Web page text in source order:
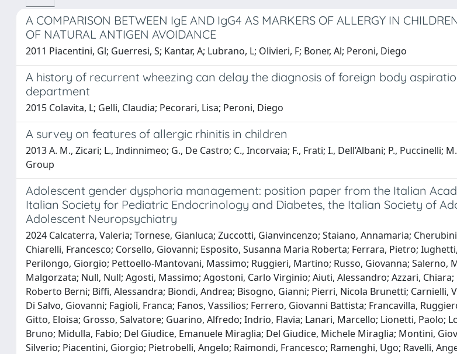
A COMPARISON BETWEEN IgE AND IgG4 AS MARKERS OF ALLERGY IN
OF NATURAL ANTIGEN AVOIDANCE
2011 Piacentini, Gl; Guerresi, S; Kantar, A; Lubrano, L; Olivieri, F; Boner, Al; Peroni, Diego
A history of recurrent wheezing can delay the diagnosis of foreign body
department
2015 Colavita, L; Gelli, Claudia; Pecorari, Lisa; Peroni, Diego
A survey on features of allergic rhinitis in children
2013 A. M., Zicari; L., Indinnimeo; G., De Castro; C., Incorvaia; F., Frati; I., Dell’Albani; P.,
Group
Adolescent gender dysphoria management: position paper from the Italian
Italian Society for Pediatric Endocrinology and Diabetes, the Italian Society of
Adolescent Neuropsychiatry
2024 Calcaterra, Valeria; Tornese, Gianluca; Zuccotti, Gianvincenzo; Staiano, Annamaria;
Chiarelli, Francesco; Corsello, Giovanni; Esposito, Susanna Maria Roberta; Ferrara, Pietro;
Perilongo, Giorgio; Pettoello-Mantovani, Massimo; Ruggieri, Martino; Russo, Giovanna; Salerno,
Malgorzata; Null, Null; Agosti, Massimo; Agostoni, Carlo Virginio; Aiuti, Alessandro; Azzari,
Roberto Berni; Biffi, Alessandra; Biondi, Andrea; Bisogno, Gianni; Pierri, Nicola Brunetti; Carnielli,
Di Salvo, Giovanni; Fagioli, Franca; Fanos, Vassilios; Ferrero, Giovanni Battista; Francavilla,
Gitto, Eloisa; Grosso, Salvatore; Guarino, Alfredo; Indrio, Flavia; Lanari, Marcello; Lionetti, Paolo;
Bruno; Midulla, Fabio; Del Giudice, Emanuele Miraglia; Del Giudice, Michele Miraglia; Montini,
Silverio; Piacentini, Giorgio; Pietrobelli, Angelo; Raimondi, Francesco; Ramenghi, Ugo; Ravelli,